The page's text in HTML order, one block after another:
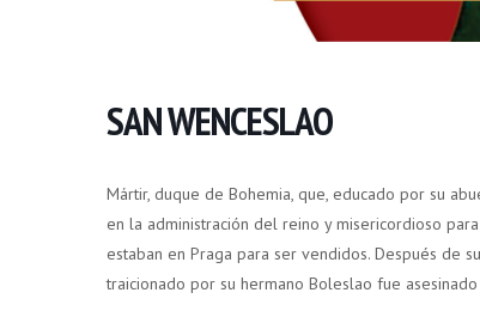
SAN WENCESLAO
Mártir, duque de Bohemia, que, educado por su
en la administración del reino y misericordioso
estaban en Praga para ser vendidos. Después de
traicionado por su hermano Boleslao fue